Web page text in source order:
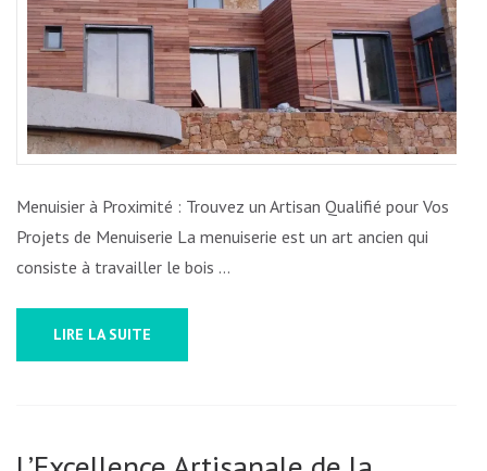
DE
QUALITÉ
PROXIMITÉ
POUR
TOUS
VOS
PROJETS
DE
Menuisier à Proximité : Trouvez un Artisan Qualifié pour Vos
Projets de Menuiserie La menuiserie est un art ancien qui
consiste à travailler le bois …
LIRE LA SUITE